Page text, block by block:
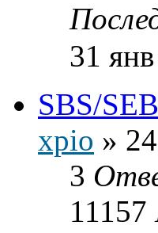
31
SBS/
xpio »
3
11157